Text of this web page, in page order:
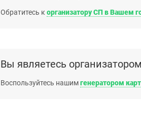
Обратитесь к организатору СП в Вашем
Вы являетесь
Воспользуйтесь нашимгенератором